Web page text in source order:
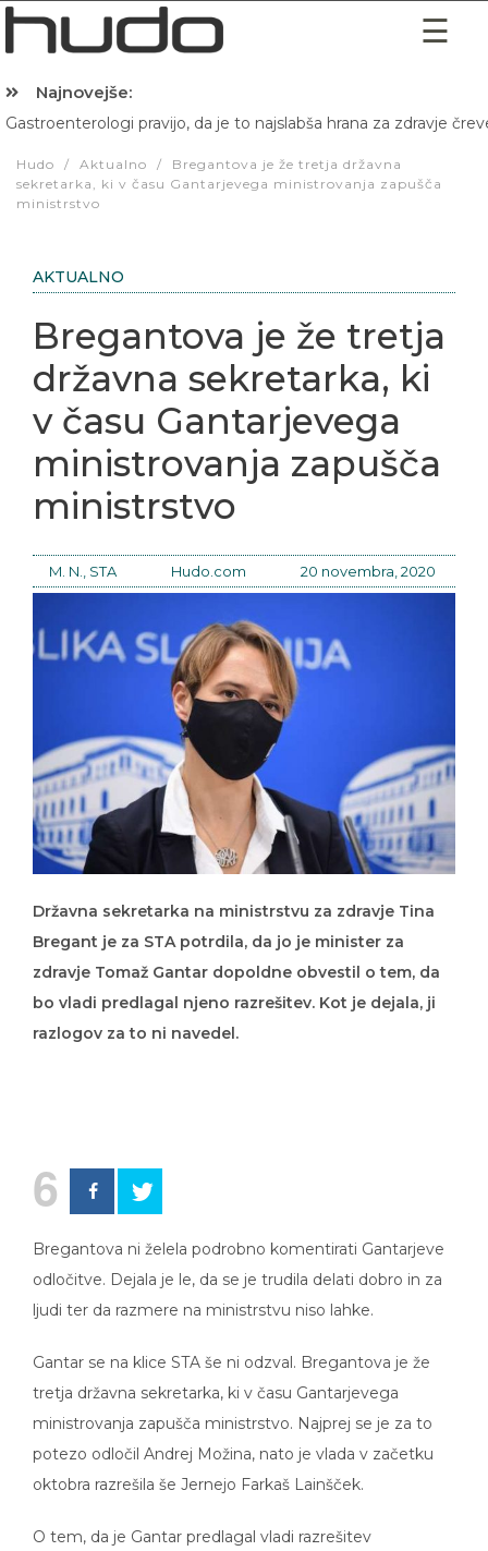
Najnovejše:
Gastroenterologi pravijo, da je to najslabša hrana za zdravje
Hudo / Aktualno /
Bregantova je že tretja državna
sekretarka, ki v času Gantarjevega ministrovanja zapušča
ministrstvo
AKTUALNO
Bregantova je že tretja
državna sekretarka, ki
v času Gantarjevega
ministrovanja zapušča
ministrstvo
M. N., STA Hudo.com 20 novembra, 2020
Državna sekretarka na ministrstvu za zdravje Tina
Bregant je za STA potrdila, da jo je minister za
zdravje Tomaž Gantar dopoldne obvestil o tem, da
bo vladi predlagal njeno razrešitev. Kot je dejala, ji
razlogov za to ni navedel.
6
Bregantova ni želela podrobno komentirati Gantarjeve
odločitve. Dejala je le, da se je trudila delati dobro in za
ljudi ter da razmere na ministrstvu niso lahke.
Gantar se na klice STA še ni odzval. Bregantova je že
tretja državna sekretarka, ki v času Gantarjevega
ministrovanja zapušča ministrstvo. Najprej se je za to
potezo odločil Andrej Možina, nato je vlada v začetku
oktobra razrešila še Jernejo Farkaš Lainšček.
O tem, da je Gantar predlagal vladi razrešitev